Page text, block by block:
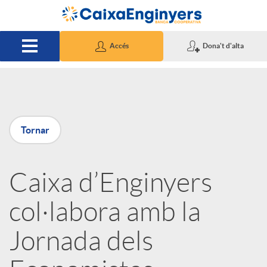
Salta al contingut principal
Accés Dona't d'alta
P
u
b
l
Tornar
Caixa d’Enginyers
col·labora amb la
Jornada dels